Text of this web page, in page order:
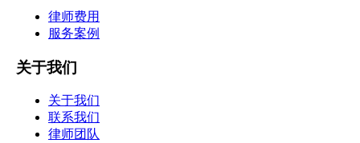
律师费用
服务案例
关于我们
关于我们
联系我们
律师团队